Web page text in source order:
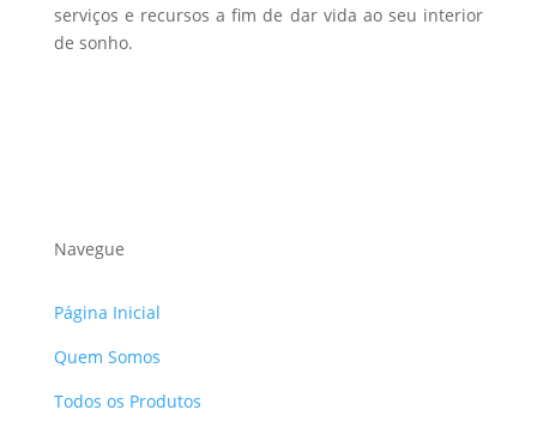
serviços e recursos a fim de dar vida ao seu interior
de sonho.
Navegue
Página Inicial
Quem Somos
Todos os Produtos